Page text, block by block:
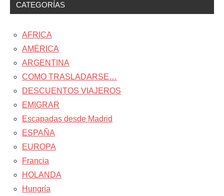
CATEGORÍAS
AFRICA
AMÉRICA
ARGENTINA
COMO TRASLADARSE…
DESCUENTOS VIAJEROS
EMIGRAR
Escapadas desde Madrid
ESPAÑA
EUROPA
Francia
HOLANDA
Hungría